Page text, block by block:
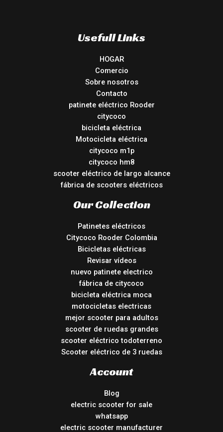
Usefull Links
HOGAR
Comercio
Sobre nosotros
Contacto
patinete eléctrico Rooder
citycoco
bicicleta eléctrica
Motocicleta eléctrica
citycoco m1p
citycoco hm8
scooter eléctrico de largo alcance
fábrica de scooters eléctricos
Our Collection
Patinetes eléctricos
Citycoco Rooder Colombia
Bicicletas eléctricas
Revisar vídeos
nuevo patinete electrico
fábrica de citycoco
bicicleta eléctrica moca
motocicletas electricas
mejor scooter para adultos
scooter de ruedas grandes
scooter eléctrico todoterreno
Scooter eléctrico de 3 ruedas
Account
Blog
electric scooter for sale
whatsapp
electric scooter manufacturer